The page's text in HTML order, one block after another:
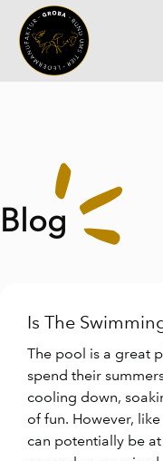
Blog
Is The
The pool is a great
spend their
cooling down,
of fun. However,
can potentially be